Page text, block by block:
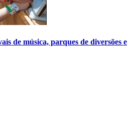
de música, parques de diversões e